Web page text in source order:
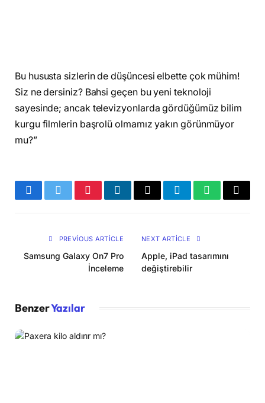
Bu hususta sizlerin de düşüncesi elbette çok mühim!
Siz ne dersiniz? Bahsi geçen bu yeni teknoloji
sayesinde; ancak televizyonlarda gördüğümüz bilim
kurgu filmlerin başrolü olmamız yakın görünmüyor
mu?”
FacebookTwitterPinterestLinkedInEmail TelegramWhatsApp
Copy
PREVIOUS ARTICLE
Samsung Galaxy On7 Pro
İnceleme
NEXT ARTICLE
Apple, iPad tasarımını
değiştirebilir
BenzerYazılar